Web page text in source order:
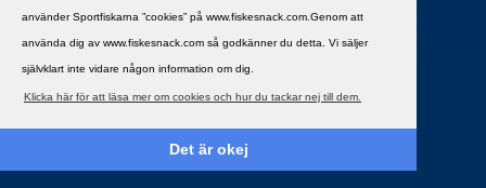
använder Sportfiskarna ”cookies” på www.fiskesnack.com.Genom att
använda dig av www.fiskesnack.com så godkänner du detta. Vi säljer
självklart inte vidare någon information om dig.
Klicka här för att läsa mer om cookies och hur du tackar nej till dem.
Det är okej